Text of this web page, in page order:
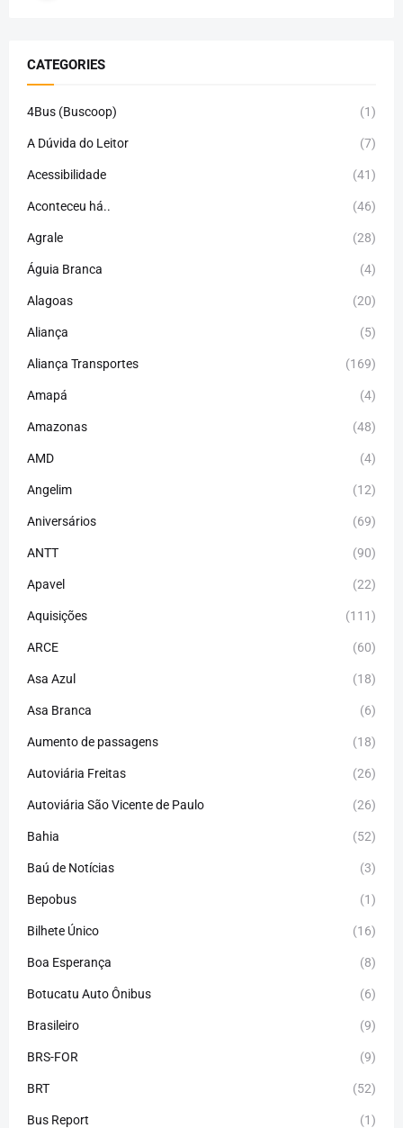
CATEGORIES
4Bus (Buscoop) (1)
A Dúvida do Leitor (7)
Acessibilidade (41)
Aconteceu há.. (46)
Agrale (28)
Águia Branca (4)
Alagoas (20)
Aliança (5)
Aliança Transportes (169)
Amapá (4)
Amazonas (48)
AMD (4)
Angelim (12)
Aniversários (69)
ANTT (90)
Apavel (22)
Aquisições (111)
ARCE (60)
Asa Azul (18)
Asa Branca (6)
Aumento de passagens (18)
Autoviária Freitas (26)
Autoviária São Vicente de Paulo (26)
Bahia (52)
Baú de Notícias (3)
Bepobus (1)
Bilhete Único (16)
Boa Esperança (8)
Botucatu Auto Ônibus (6)
Brasileiro (9)
BRS-FOR (9)
BRT (52)
Bus Report (1)